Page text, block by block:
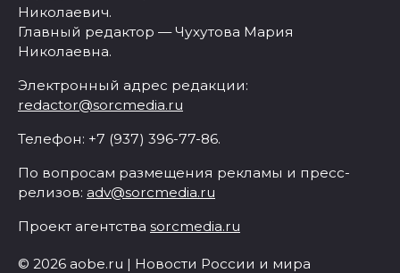
Николаевич.
Главный редактор — Чухутова Мария
Николаевна.
Электронный адрес редакции:
redactor@sorcmedia.ru
Телефон: +7 (937) 396-77-86.
По вопросам размещения рекламы и пресс-
релизов: adv@sorcmedia.ru
Проект агентства sorcmedia.ru
© 2026 aobe.ru | Новости России и мира